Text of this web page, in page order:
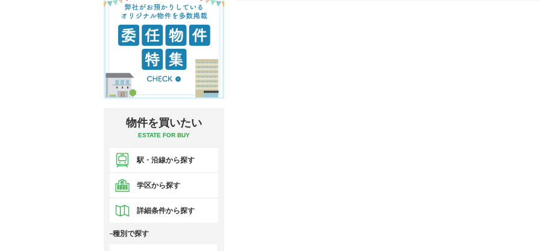
物件を買いたい
ESTATE FOR BUY
駅・沿線から探す
学区から探す
詳細条件から探す
種別で探す